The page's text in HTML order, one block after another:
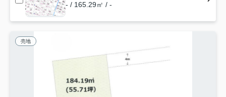
- / 165.29㎡ / -
売地